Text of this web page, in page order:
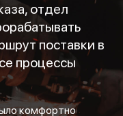
отдел
поставки в
процессы
комфортно